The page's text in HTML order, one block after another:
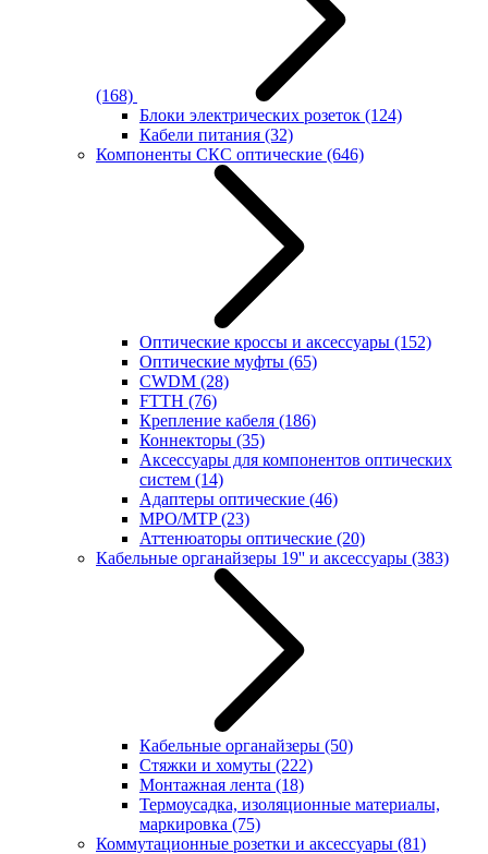
(168)
Блоки электрических розеток (124)
Кабели питания (32)
Компоненты СКС оптические (646)
Оптические кроссы и аксессуары (152)
Оптические муфты (65)
CWDM (28)
FTTH (76)
Крепление кабеля (186)
Коннекторы (35)
Аксессуары для компонентов оптических
систем (14)
Адаптеры оптические (46)
MPO/MTP(23)
Аттенюаторы оптические (20)
Кабельные органайзеры 19'' и аксессуары (383)
Кабельные органайзеры (50)
Стяжки и хомуты (222)
Монтажная лента (18)
Термоусадка, изоляционные материалы,
маркировка (75)
Коммутационные розетки и аксессуары (81)